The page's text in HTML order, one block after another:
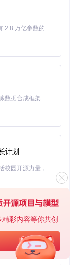
彩内容等你共创
式
拽至应用程序文
或.AppImage格
：
榜等功能入口
Kimi K3 是Kimi能力最强的模型：这是一个拥有 2.8 万亿参数的混合专家（MoE）模型，具备原生视觉理解能力，并支持 100 万 token 的上下文窗口。
数据合成框架
计划
「源启盛夏」暑期校园开发者成长计划旨在激活校园开源力量，通过积分激励、认证扶持、资源倾斜等形式，引导高校组织和开发者完成「入驻 — 建项目 — 做贡献 — 获认证 — 得资源」的完整闭环。无论你是想带领社团入驻平台的组织者，还是希望用代码贡献证明自己的开发者，都能在这里找到属于你的成长路径。
基于Python的Xiaozhi AI，适用于想要完整Xiaozhi体验而无需拥有专用硬件的用户。